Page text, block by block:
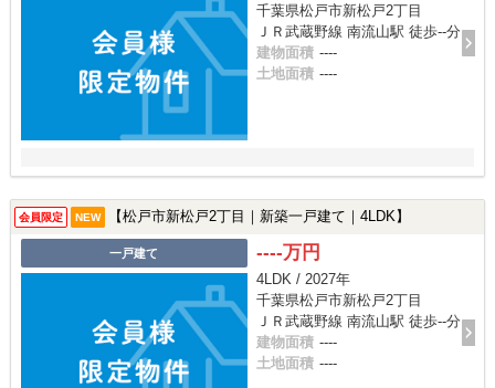
千葉県松戸市新松戸2丁目
ＪＲ武蔵野線 南流山駅 徒歩--分
建物面積 ----
土地面積 ----
会員限定 NEW 【松戸市新松戸2丁目｜新築一戸建て｜4LDK】
一戸建て ----万円
4LDK / 2027年
千葉県松戸市新松戸2丁目
ＪＲ武蔵野線 南流山駅 徒歩--分
建物面積 ----
土地面積 ----